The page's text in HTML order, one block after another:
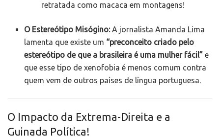
retratada como macaca em montagens!
O Estereótipo Misógino:A jornalista Amanda Lima
lamenta que existe um “preconceito criado pelo
estereótipo de que a brasileira é uma mulher fácil” e
que esse tipo de xenofobia é menos comum contra
quem vem de outros países de língua portuguesa.
O Impacto da Extrema-Direita e a
Guinada Política!